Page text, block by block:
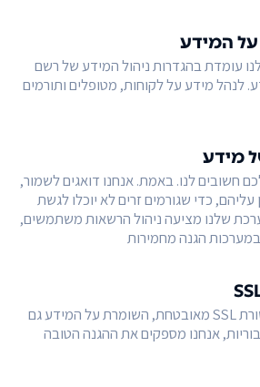
המידע
עומדת בהגדרות ניהול המידע של רשם
לנהל מידע על לקוחות, מטופלים ותורמים
מידע
חשובים לנו. באמת. אנחנו דואגים לשמור,
עליהם, כדי שגורמים זרים לא יוכלו לגשת
שלנו מציעה ניהול הרשאות משתמשים,
הגנה מחמירות
בזכות תקשורת SSL מאובטחת, השומרת על המידע גם
אנחנו מספקים את ההגנה הטובה